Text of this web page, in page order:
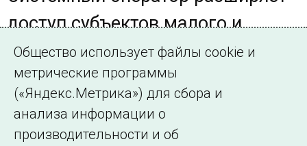
доступ субъектов малого и
среднего предпринимательства к
осуществляемым закупкам
введено в действие Положение о порядке и правилах
внедрения инновационных решений в деятельность ОАО
«СО ЕЭС»
Общество использует файлы cookie и
метрические программы
(«Яндекс.Метрика») для сбора и
анализа информации о
производительности и об